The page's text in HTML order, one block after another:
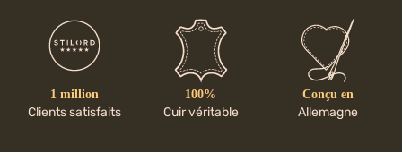
1 million
Clients satisfaits
100%
Cuir véritable
Conçu en
Allemagne